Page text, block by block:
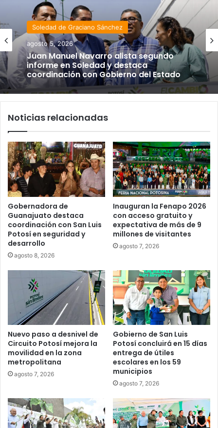
Soledad de Graciano Sánchez
agosto 5, 2026
Juan Manuel Navarro alista segundo
informe en Soledad y destaca
coordinación con Gobierno del Estado
Noticias relacionadas
Gobernadora de
Guanajuato destaca
coordinación con San Luis
Potosí en seguridad y
desarrollo
agosto 8, 2026
Inauguran la Fenapo 2026
con acceso gratuito y
expectativa de más de 9
millones de visitantes
agosto 7, 2026
Nuevo paso a desnivel de
Circuito Potosí mejora la
movilidad en la zona
metropolitana
agosto 7, 2026
Gobierno de San Luis
Potosí concluirá en 15 días
entrega de útiles
escolares en los 59
municipios
agosto 7, 2026